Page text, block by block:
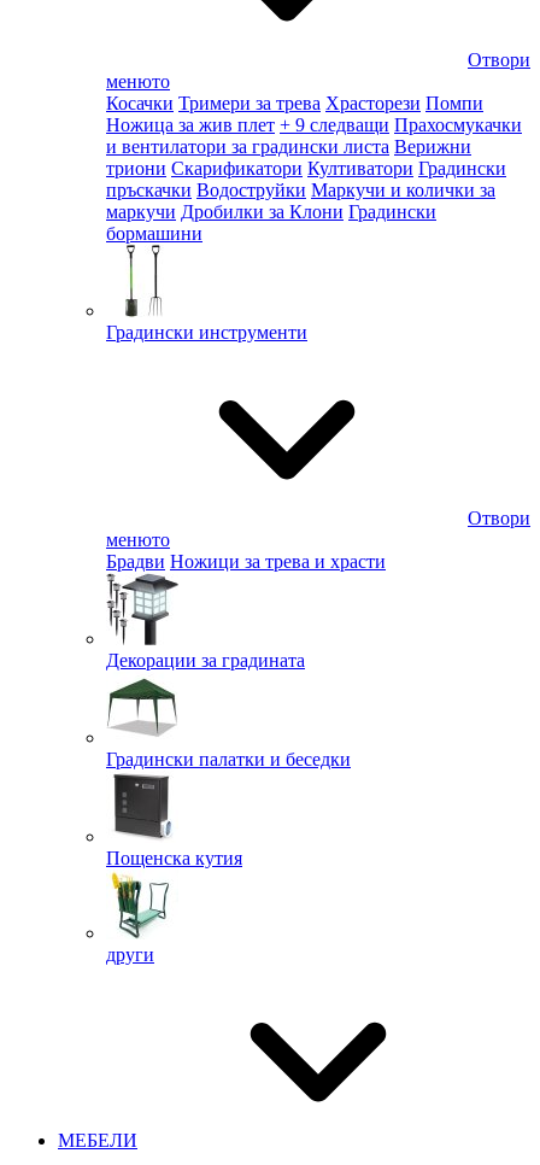
Отвори
менюто
Косачки Тримери за трева Храсторези Помпи
Ножица за жив плет + 9 следващи Прахосмукачки
и вентилатори за градински листа Верижни
триони Скарификатори Култиватори Градински
пръскачки Водоструйки Маркучи и колички за
маркучи Дробилки за Клони Градински
бормашини
Градински инструменти
Отвори
менюто
Брадви Ножици за трева и храсти
Декорации за градината
Градински палатки и беседки
Пощенска кутия
други
МЕБЕЛИ